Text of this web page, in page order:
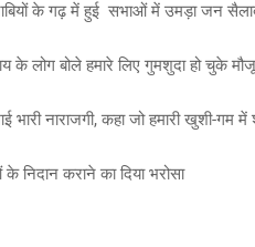
के गढ़ में हुई सभाओं में उमड़ा जन
के लोग बोले हमारे लिए गुमशुदा हो चुके
भारी नाराजगी, कहा जो हमारी खुशी-गम
निदान कराने का दिया भरोसा